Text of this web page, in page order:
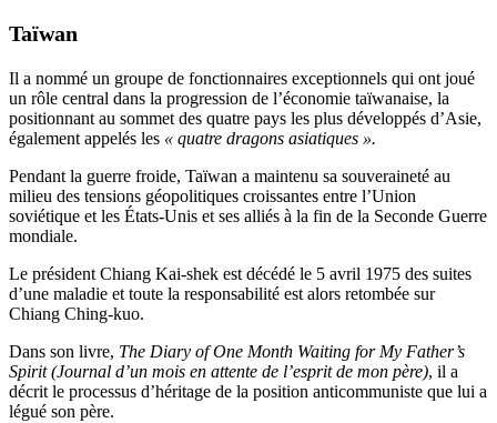
Taïwan
Il a nommé un groupe de fonctionnaires exceptionnels qui ont joué
un rôle central dans la progression de l’économie taïwanaise, la
positionnant au sommet des quatre pays les plus développés d’Asie,
également appelés les « quatre dragons asiatiques ».
Pendant la guerre froide, Taïwan a maintenu sa souveraineté au
milieu des tensions géopolitiques croissantes entre l’Union
soviétique et les États-Unis et ses alliés à la fin de la Seconde Guerre
mondiale.
Le président Chiang Kai-shek est décédé le 5 avril 1975 des suites
d’une maladie et toute la responsabilité est alors retombée sur
Chiang Ching-kuo.
Dans son livre, The Diary of One Month Waiting for My Father’s
Spirit (Journal d’un mois en attente de l’esprit de mon père), il a
décrit le processus d’héritage de la position anticommuniste que lui a
légué son père.